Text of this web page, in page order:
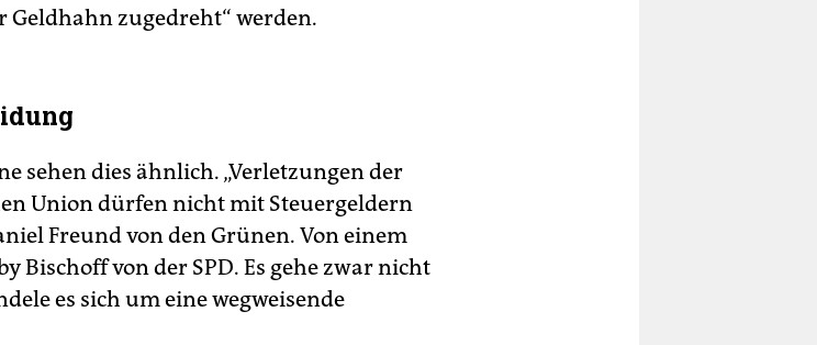
Geldhahn zugedreht“ werden.
sehen dies ähnlich. „Verletzungen der
Union dürfen nicht mit Steuergeldern
Freund von den Grünen. Von einem
Bischoff von der SPD. Es gehe zwar nicht
es sich um eine wegweisende